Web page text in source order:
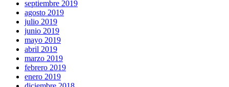
septiembre 2019
agosto 2019
julio 2019
junio 2019
mayo 2019
abril 2019
marzo 2019
febrero 2019
enero 2019